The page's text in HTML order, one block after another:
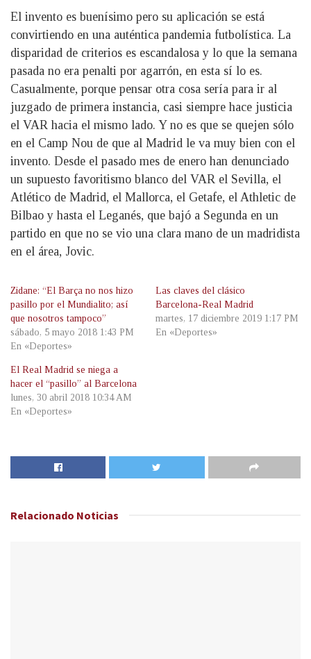
El invento es buenísimo pero su aplicación se está
convirtiendo en una auténtica pandemia futbolística. La
disparidad de criterios es escandalosa y lo que la semana
pasada no era penalti por agarrón, en esta sí lo es.
Casualmente, porque pensar otra cosa sería para ir al
juzgado de primera instancia, casi siempre hace justicia
el VAR hacia el mismo lado. Y no es que se quejen sólo
en el Camp Nou de que al Madrid le va muy bien con el
invento. Desde el pasado mes de enero han denunciado
un supuesto favoritismo blanco del VAR el Sevilla, el
Atlético de Madrid, el Mallorca, el Getafe, el Athletic de
Bilbao y hasta el Leganés, que bajó a Segunda en un
partido en que no se vio una clara mano de un madridista
en el área, Jovic.
Zidane: “El Barça no nos hizo
pasillo por el Mundialito; así
que nosotros tampoco”
sábado, 5 mayo 2018 1:43 PM
En «Deportes»
Las claves del clásico
Barcelona-Real Madrid
martes, 17 diciembre 2019 1:17 PM
En «Deportes»
El Real Madrid se niega a
hacer el “pasillo” al Barcelona
lunes, 30 abril 2018 10:34 AM
En «Deportes»
Relacionado Noticias